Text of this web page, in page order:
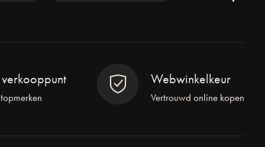
Webwinkelkeur
Vertrouwd online kopen